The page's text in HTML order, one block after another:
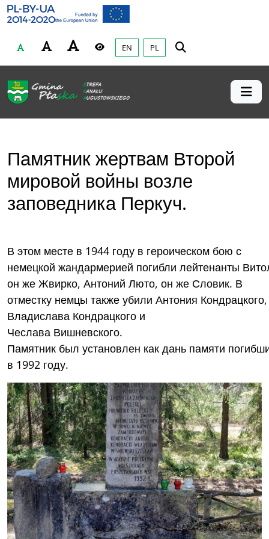
Gmina Płaska
Przejdź do głównej treśći
Czcionka Wysoki kontrast
EN PL
Памятник жертвам Второй
мировой войны возле
заповедника Перкуч.
В этом месте в 1944 году в героическом бою с
немецкой жандармерией погибли лейтенанты
он же Жвирко, Антоний Люто, он же Словик. В
отместку немцы также убили Антония Кондрацкого,
Владислава Кондрацкого и
Чеслава Вишневского.
Памятник был установлен как дань памяти
в 1992 году.